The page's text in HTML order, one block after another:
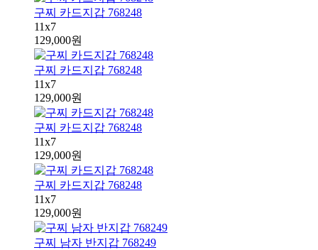
구찌 카드지갑 768248
11x7
129,000원
구찌 카드지갑 768248
11x7
129,000원
구찌 카드지갑 768248
11x7
129,000원
구찌 카드지갑 768248
11x7
129,000원
구찌 남자 반지갑 768249